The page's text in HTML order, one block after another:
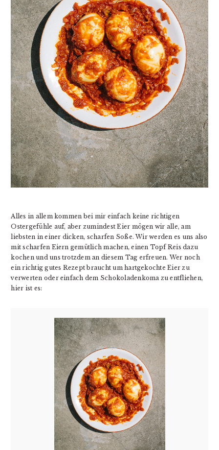
Alles in allem kommen bei mir einfach keine richtigen
Ostergefühle auf, aber zumindest Eier mögen wir alle, am
liebsten in einer dicken, scharfen Soße. Wir werden es uns also
mit scharfen Eiern gemütlich machen, einen Topf Reis dazu
kochen und uns trotzdem an diesem Tag erfreuen. Wer noch
ein richtig gutes Rezept braucht um hartgekochte Eier zu
verwerten oder einfach dem Schokoladenkoma zu entfliehen,
hier ist es: